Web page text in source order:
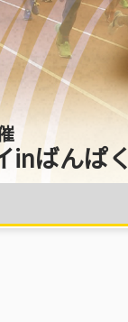
inばんぱく